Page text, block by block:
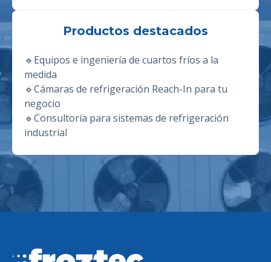
Productos destacados
🔹 Equipos e ingeniería de cuartos fríos a la
medida
🔹Cámaras de refrigeración Reach-In para tu
negocio
🔹Consultoría para sistemas de refrigeración
industrial